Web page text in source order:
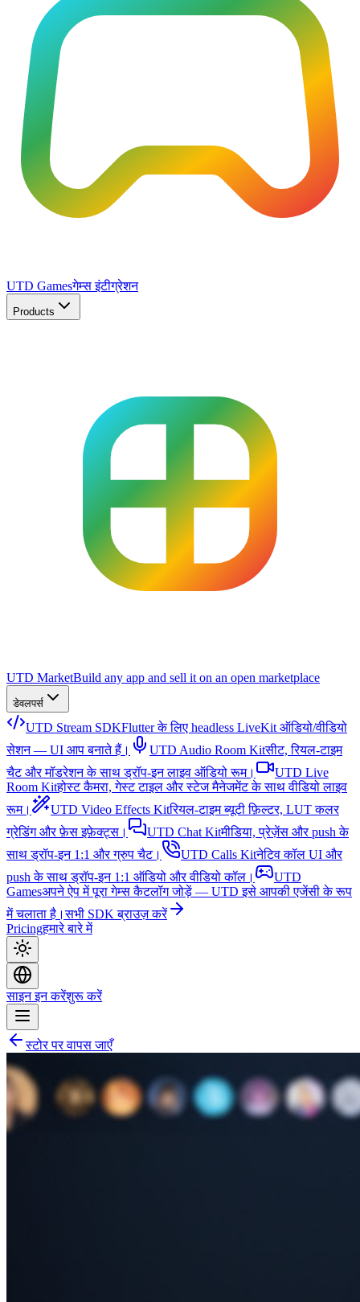
UTD Gamesगेम्स इंटीग्रेशन
Products
UTD MarketBuild any app and sell it on an open marketplace
डेवलपर्स
UTD Stream SDKFlutter के लिए headless LiveKit ऑडियो/वीडियो
सेशन — UI आप बनाते हैं।
UTD Audio Room Kitसीट, रियल-टाइम
चैट और मॉडरेशन के साथ ड्रॉप-इन लाइव ऑडियो रूम।
UTD Live
Room Kitहोस्ट कैमरा, गेस्ट टाइल और स्टेज मैनेजमेंट के साथ वीडियो लाइव
रूम।
UTD Video Effects Kitरियल-टाइम ब्यूटी फ़िल्टर, LUT कलर
ग्रेडिंग और फ़ेस इफ़ेक्ट्स।
UTD Chat Kitमीडिया, प्रेज़ेंस और push के
साथ ड्रॉप-इन 1:1 और ग्रुप चैट।
UTD Calls Kitनेटिव कॉल UI और
push के साथ ड्रॉप-इन 1:1 ऑडियो और वीडियो कॉल।
UTD
Gamesअपने ऐप में पूरा गेम्स कैटलॉग जोड़ें — UTD इसे आपकी एजेंसी के रूप
में चलाता है।सभी SDK ब्राउज़ करें
Pricingहमारे बारे में
साइन इन करेंशुरू करें
स्टोर पर वापस जाएँ